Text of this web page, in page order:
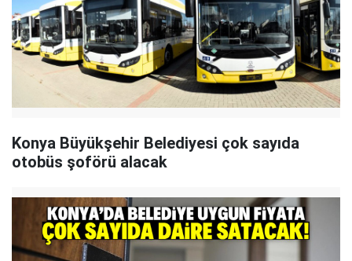
Konya Büyükşehir Belediyesi çok sayıda
otobüs şoförü alacak